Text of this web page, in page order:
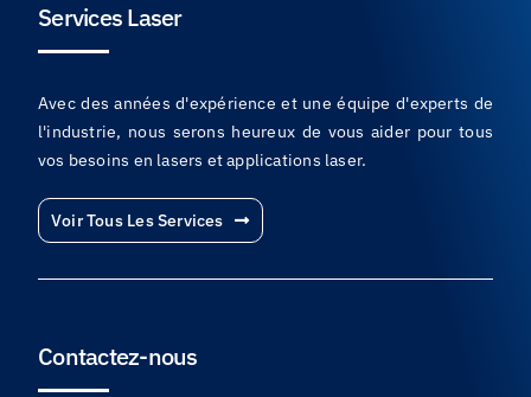
Services Laser
Avec des années d'expérience et une équipe d'experts de
l'industrie, nous serons heureux de vous aider pour tous
vos besoins en lasers et applications laser.
Voir Tous Les Services
Contactez-nous